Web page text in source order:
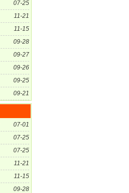
07-25
11-21
11-15
09-28
09-27
09-26
09-25
09-21
07-01
07-25
07-25
11-21
11-15
09-28